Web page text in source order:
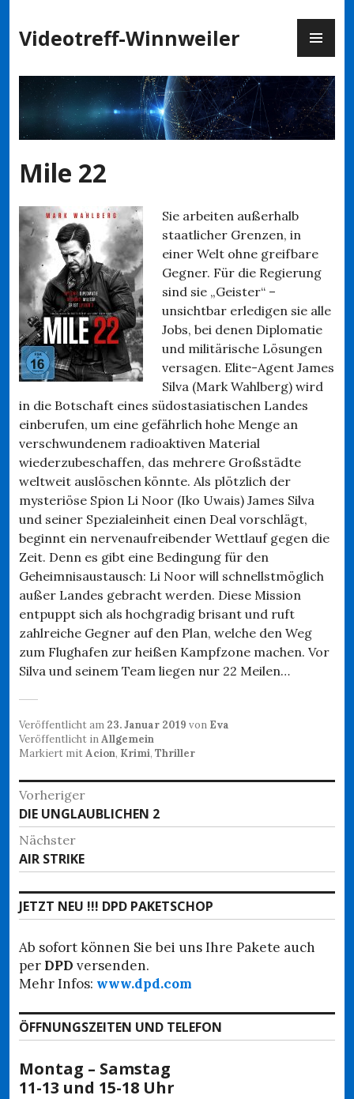
Inhalt
springen
Videotreff-Winnweiler
Mile 22
Sie arbeiten außerhalb
staatlicher Grenzen, in
einer Welt ohne greifbare
Gegner. Für die Regierung
sind sie „Geister“ –
unsichtbar erledigen sie alle
Jobs, bei denen Diplomatie
und militärische Lösungen
versagen. Elite-Agent James
Silva (Mark Wahlberg) wird
in die Botschaft eines südostasiatischen Landes
einberufen, um eine gefährlich hohe Menge an
verschwundenem radioaktiven Material
wiederzubeschaffen, das mehrere Großstädte
weltweit auslöschen könnte. Als plötzlich der
mysteriöse Spion Li Noor (Iko Uwais) James Silva
und seiner Spezialeinheit einen Deal vorschlägt,
beginnt ein nervenaufreibender Wettlauf gegen die
Zeit. Denn es gibt eine Bedingung für den
Geheimnisaustausch: Li Noor will schnellstmöglich
außer Landes gebracht werden. Diese Mission
entpuppt sich als hochgradig brisant und ruft
zahlreiche Gegner auf den Plan, welche den Weg
zum Flughafen zur heißen Kampfzone machen. Vor
Silva und seinem Team liegen nur 22 Meilen…
Veröffentlicht am 23. Januar 2019 von Eva
Veröffentlicht inAllgemein
Markiert mitAcion, Krimi, Thriller
Beitragsnavigation
Vorheriger
Vorheriger
Beitrag:
DIE UNGLAUBLICHEN 2
Nächster
Nächster
Beitrag:
AIR STRIKE
JETZT NEU !!! DPD PAKETSCHOP
Ab sofort können Sie bei uns Ihre Pakete auch
per DPD versenden.
Mehr Infos: www.dpd.com
ÖFFNUNGSZEITEN UND TELEFON
Montag – Samstag
11-13 und 15-18 Uhr